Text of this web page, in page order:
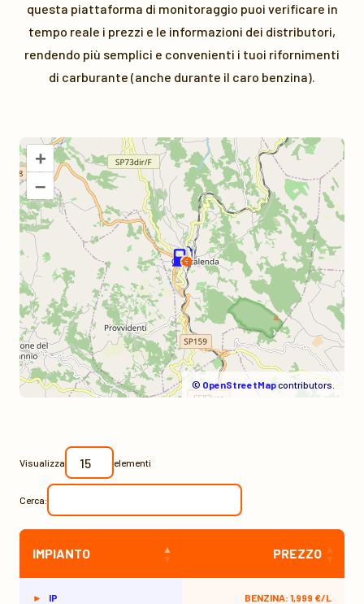
questa piattaforma di monitoraggio puoi verificare in
tempo reale i prezzi e le informazioni dei distributori,
rendendo più semplici e convenienti i tuoi rifornimenti
di carburante (anche durante il caro benzina).
+
–
© OpenStreetMapcontributors.
Visualizza elementi
Cerca:
IMPIANTO PREZZO
IP
BENZINA: 1,999 €/L